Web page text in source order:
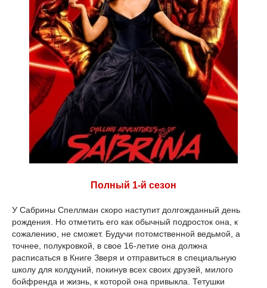
Полный 1-й сезон
У Сабрины Спеллман скоро наступит долгожданный день
рождения. Но отметить его как обычный подросток она, к
сожалению, не сможет. Будучи потомственной ведьмой, а
точнее, полукровкой, в свое 16-летие она должна
расписаться в Книге Зверя и отправиться в специальную
школу для колдуний, покинув всех своих друзей, милого
бойфренда и жизнь, к которой она привыкла. Тетушки